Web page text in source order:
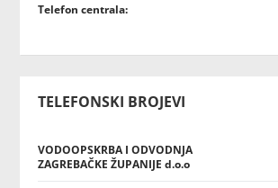
Telefon centrala:
TELEFONSKI BROJEVI
VODOOPSKRBA I ODVODNJA
ZAGREBAČKE ŽUPANIJE d.o.o